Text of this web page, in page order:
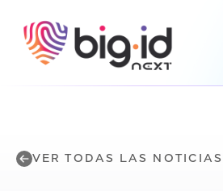
VER TODAS LAS NOTICIAS